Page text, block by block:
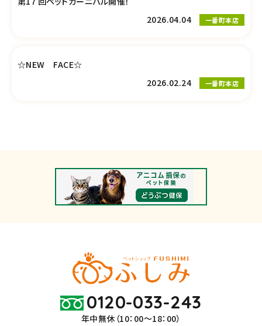
2026.04.04
一番町本店
☆NEW FACE☆
2026.02.24
一番町本店
0120-033-243
年中無休（10：00～18：00）